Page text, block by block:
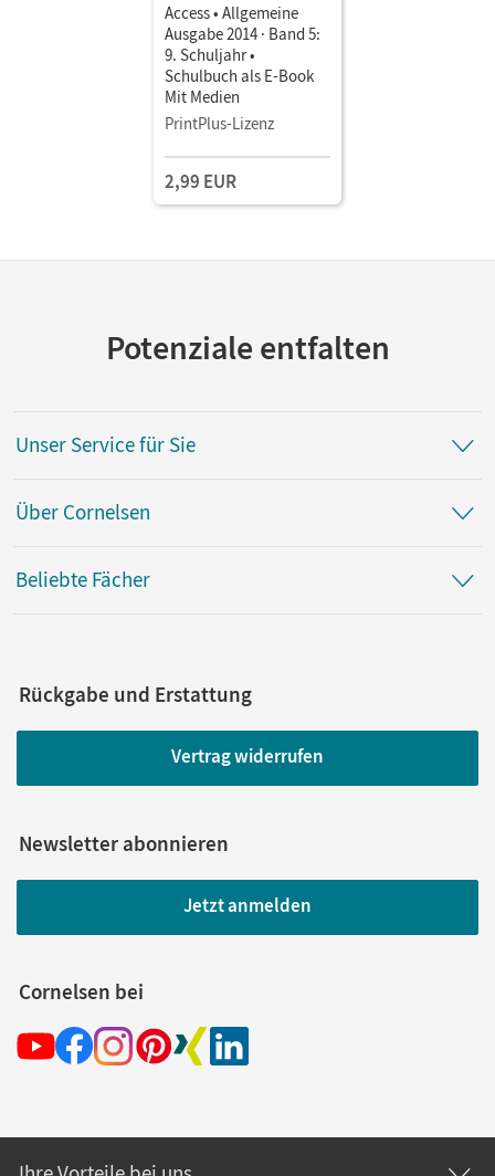
Access • Allgemeine
Ausgabe 2014 · Band 5:
9. Schuljahr •
Schulbuch als E-Book
Mit Medien
PrintPlus-Lizenz
2,99 EUR
Potenziale entfalten
Unser Service für Sie
Über Cornelsen
Beliebte Fächer
Rückgabe und Erstattung
Vertrag widerrufen
Newsletter abonnieren
Jetzt anmelden
Cornelsen bei